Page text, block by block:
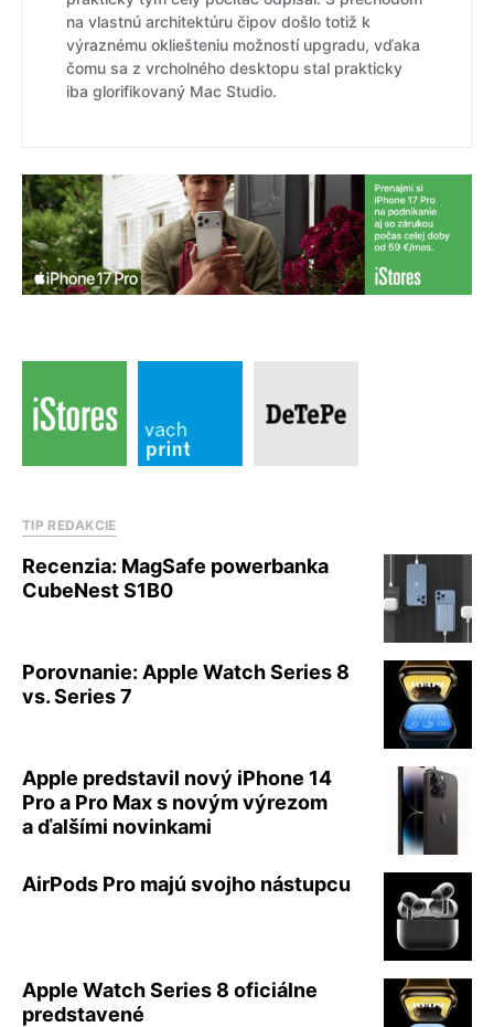
na vlastnú architektúru čipov došlo totiž k
výraznému okliešteniu možností upgradu, vďaka
čomu sa z vrcholného desktopu stal prakticky
iba glorifikovaný Mac Studio.
TIP REDAKCIE
Recenzia: MagSafe powerbanka
CubeNest S1B0
Porovnanie: Apple Watch Series 8
vs. Series 7
Apple predstavil nový iPhone 14
Pro a Pro Max s novým výrezom
a ďalšími novinkami
AirPods Pro majú svojho nástupcu
Apple Watch Series 8 oficiálne
predstavené